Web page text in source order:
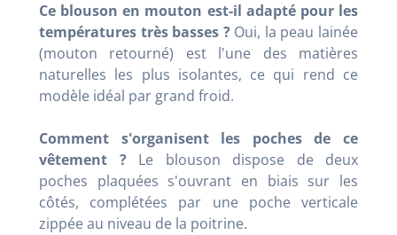
Ce blouson en mouton est-il adapté pour les
températures très basses ?Oui, la peau lainée
(mouton retourné) est l'une des matières
naturelles les plus isolantes, ce qui rend ce
modèle idéal par grand froid.
Comment s'organisent les poches de ce
vêtement ?Le blouson dispose de deux
poches plaquées s'ouvrant en biais sur les
côtés, complétées par une poche verticale
zippée au niveau de la poitrine.